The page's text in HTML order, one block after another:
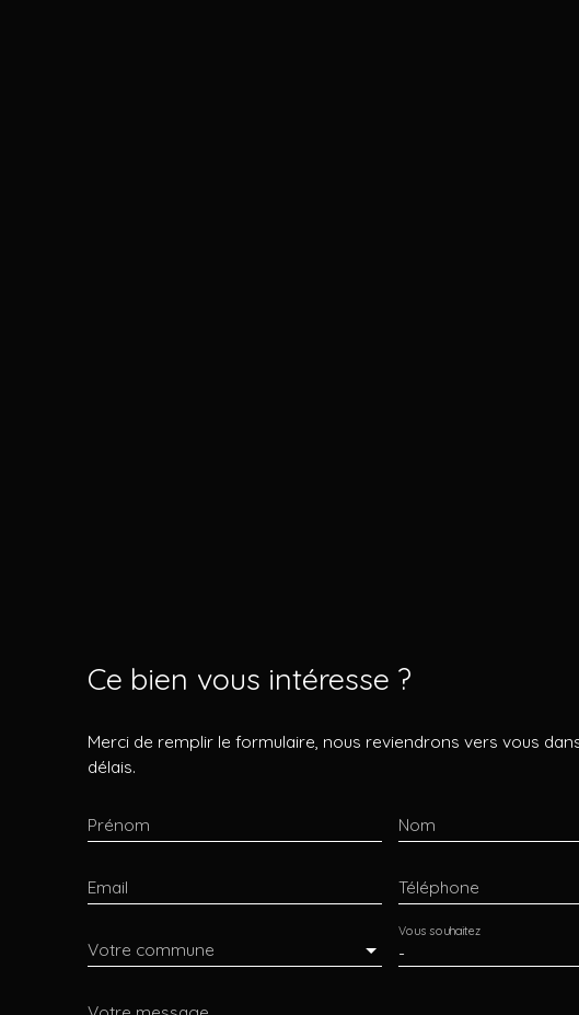
Ce bien vous intéresse ?
Merci de remplir le formulaire, nous reviendrons vers vous
délais.
Prénom Nom
Email Téléphone
Votre commune -
Vous souhaitez